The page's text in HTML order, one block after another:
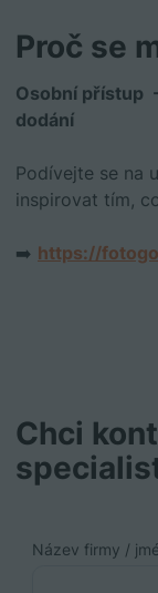
Proč se
Osobní přístup
dodání
Podívejte se na
inspirovat tím,
➡️ https://
Chci
Název firmy /